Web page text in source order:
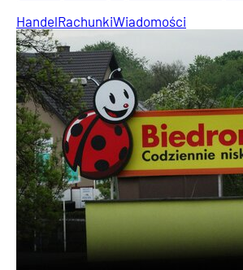
HandelRachunkiWiadomości